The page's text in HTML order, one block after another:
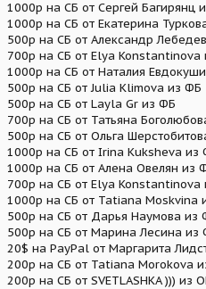
1000р на СБ от Сергей Багирянц
1000р на СБ от Екатерина
500р на СБ от Александр
700р на СБ от Elya Konstantinova
1000р на СБ от Наталия
500р на СБ от Julia Klimova из ФБ
500р на СБ от Layla Gr из ФБ
700р на СБ от Татьяна
500р на СБ от Ольга
1000р на СБ от Irina Kuksheva из
1000р на СБ от Алена Овелян из
700р на СБ от Elya Konstantinova
1000р на СБ от Tatiana Moskvina
500р на СБ от Дарья Наумова из
500р на СБ от Марина Лесина из
20$ на PayPal от Маргарита
200р на СБ от Tatiana Morokova
200р на СБ от SVETLASHKA ))) из